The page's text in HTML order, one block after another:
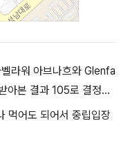
라워 아브나흐와 Glenfa
아본 결과 105로 결정...
먹어도 되어서 중립입장